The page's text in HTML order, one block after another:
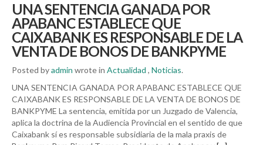
UNA SENTENCIA GANADA POR
APABANC ESTABLECE QUE
CAIXABANK ES RESPONSABLE DE LA
VENTA DE BONOS DE BANKPYME
Posted byadmin wrote in Actualidad , Noticias.
UNA SENTENCIA GANADA POR APABANC ESTABLECE QUE
CAIXABANK ES RESPONSABLE DE LA VENTA DE BONOS DE
BANKPYME La sentencia, emitida por un Juzgado de Valencia,
aplica la doctrina de la Audiencia Provincial en el sentido de que
Caixabank sí es responsable subsidiaria de la mala praxis de